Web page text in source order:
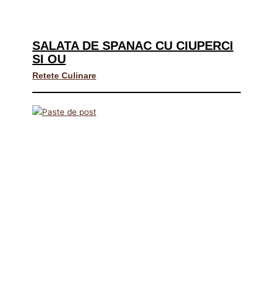
SALATA DE SPANAC CU CIUPERCI
SI OU
Retete Culinare